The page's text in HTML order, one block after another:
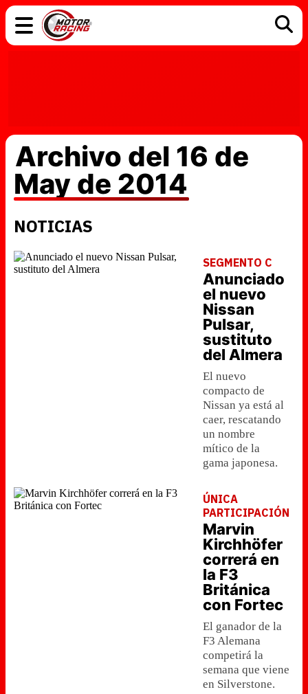
Archivo del 16 de
May de 2014
NOTICIAS
SEGMENTO C
Anunciado
el nuevo
Nissan
Pulsar,
sustituto
del Almera
El nuevo
compacto de
Nissan ya está al
caer, rescatando
un nombre
mítico de la
gama japonesa.
ÚNICA
PARTICIPACIÓN
Marvin
Kirchhöfer
correrá en
la F3
Británica
con Fortec
El ganador de la
F3 Alemana
competirá la
semana que viene
en Silverstone.